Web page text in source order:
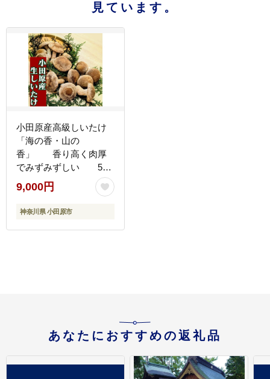
見ています。
小田原産高級しいたけ
「海の香・山の
香」 香り高く肉厚
でみずみずしい 500
ｇお届け【 野菜 きのこ
キノコ 茸 シイタケ しい
たけ 贈答用 ご家庭でお
原市 】
9,000円
神奈川県 小田原市
あなたにおすすめの返礼品